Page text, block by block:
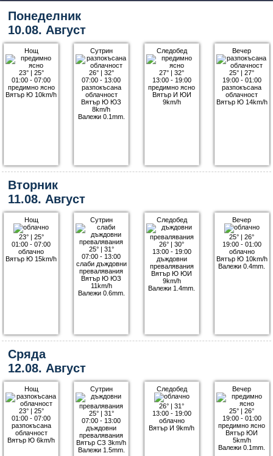
Понеделник
10.08. Август
Нощ
23°| 25°
01:00 - 07:00
предимно ясно
Вятър Ю 10km/h
Сутрин
26°| 32°
07:00 - 13:00
разпокъсана
облачност
Вятър Ю ЮЗ
8km/h
Валежи 0.1mm.
Следобед
27° |32°
13:00 - 19:00
предимно ясно
Вятър И ЮИ
9km/h
Вечер
25° |27°
19:00 - 01:00
разпокъсана
облачност
Вятър Ю 14km/h
Вторник
11.08. Август
Нощ
23°| 25°
01:00 - 07:00
облачно
Вятър Ю 15km/h
Сутрин
25°| 31°
07:00 - 13:00
слаби дъждовни
превалявания
Вятър Ю ЮЗ
11km/h
Валежи 0.6mm.
Следобед
26° |30°
13:00 - 19:00
дъждовни
превалявания
Вятър Ю ЮИ
9km/h
Валежи 1.4mm.
Вечер
25° |26°
19:00 - 01:00
облачно
Вятър Ю 10km/h
Валежи 0.4mm.
Сряда
12.08. Август
Нощ
23°| 25°
01:00 - 07:00
разпокъсана
облачност
Вятър Ю 6km/h
Сутрин
25°| 31°
07:00 - 13:00
дъждовни
превалявания
Вятър СЗ 3km/h
Валежи 1.5mm.
Следобед
26° |31°
13:00 - 19:00
облачно
Вятър И 9km/h
Вечер
25° |26°
19:00 - 01:00
предимно ясно
Вятър ЮИ
5km/h
Валежи 0.1mm.